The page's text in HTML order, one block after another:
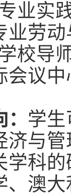
业实
业劳
校导
会议
学
济与
学科
、澳